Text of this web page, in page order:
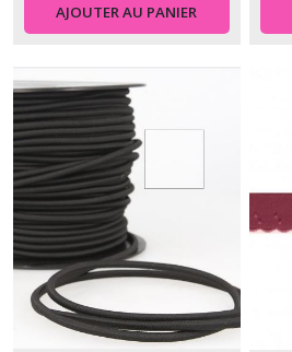
AJOUTER AU PANIER